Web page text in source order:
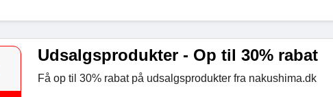
Udsalgsprodukter - Op til 30% rabat
Få op til 30% rabat på udsalgsprodukter fra nakushima.dk